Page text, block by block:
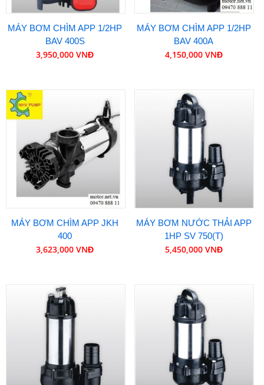
MÁY BƠM CHÌM APP 1/2HP
BAV 400S
3,950,000 VNĐ
MÁY BƠM CHÌM APP 1/2HP
BAV 400A
4,150,000 VNĐ
MÁY BƠM CHÌM APP JKH
400
3,623,000 VNĐ
MÁY BƠM NƯỚC THẢI APP
1HP SV 750(T)
5,450,000 VNĐ